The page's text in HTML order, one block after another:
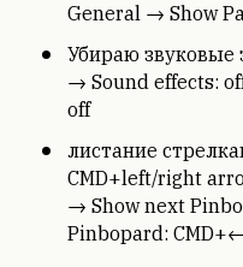
General → Show
Убираю
→ Sound effects:
off
листание
CMD+left/right
→ Show next
Pinbopard: